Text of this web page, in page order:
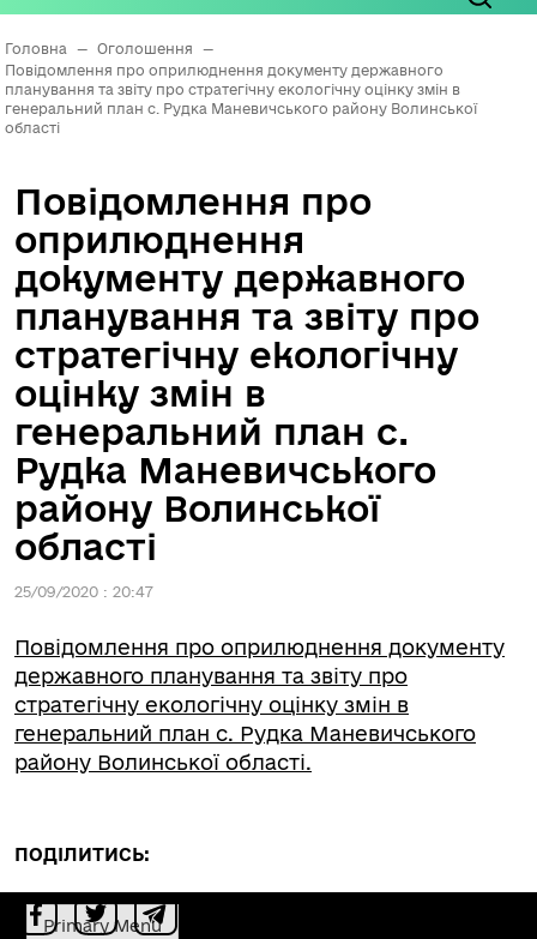
Головна — Оголошення
—
Повідомлення про оприлюднення документу державного
планування та звіту про стратегічну екологічну оцінку змін в
генеральний план с. Рудка Маневичського району Волинської
області
Повідомлення про
оприлюднення
документу державного
планування та звіту про
стратегічну екологічну
оцінку змін в
генеральний план с.
Рудка Маневичського
району Волинської
області
25/09/2020 : 20:47
Повідомлення про оприлюднення документу
державного планування та звіту про
стратегічну екологічну оцінку змін в
генеральний план с. Рудка Маневичського
району Волинської області.
ПОДІЛИТИСЬ:
Primary Menu